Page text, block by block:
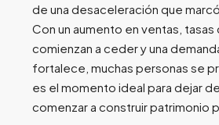
de una desaceleración que
Con un aumento en ventas,
comienzan a ceder y una
fortalece, muchas personas se
es el momento ideal para dejar
comenzar a construir patrimonio